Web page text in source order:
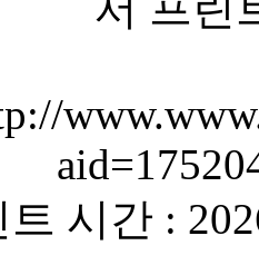
트 시간 :